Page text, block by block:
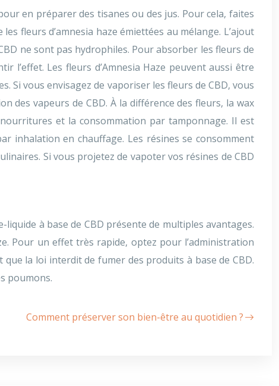
en préparer des tisanes ou des jus. Pour cela, faites
fleurs d’amnesia haze émiettées au mélange. L’ajout
ne sont pas hydrophiles. Pour absorber les fleurs de
l’effet. Les fleurs d’Amnesia Haze peuvent aussi être
Si vous envisagez de vaporiser les fleurs de CBD, vous
des vapeurs de CBD. À la différence des fleurs, la wax
et la consommation par tamponnage. Il est
inhalation en chauffage. Les résines se consomment
Si vous projetez de vapoter vos résines de CBD
liquide à base de CBD présente de multiples avantages.
Pour un effet très rapide, optez pour l’administration
la loi interdit de fumer des produits à base de CBD.
poumons.
Comment préserver son bien-être au quotidien ?